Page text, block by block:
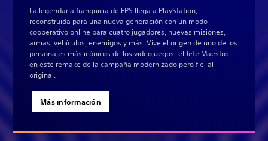
La legendaria franquicia de FPS llega a PlayStation,
reconstruida para una nueva generación con un modo
cooperativo online para cuatro jugadores, nuevas misiones,
armas, vehículos, enemigos y más. Vive el origen de uno de los
personajes más icónicos de los videojuegos: el Jefe Maestro,
en este remake de la campaña modernizado pero fiel al
original.
Más información